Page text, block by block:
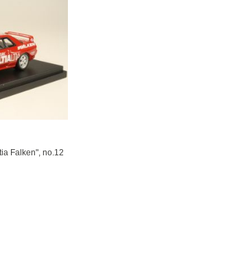
Falken", no.12